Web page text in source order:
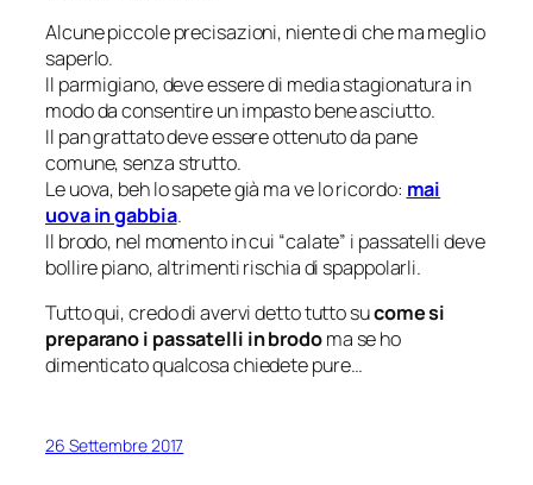
Alcune piccole precisazioni, niente di che ma meglio
saperlo.
Il parmigiano, deve essere di media stagionatura in
modo da consentire un impasto bene asciutto.
Il pan grattato deve essere ottenuto da pane
comune, senza strutto.
Le uova, beh lo sapete già ma ve lo ricordo: mai
uova in gabbia.
Il brodo, nel momento in cui “calate” i passatelli deve
bollire piano, altrimenti rischia di spappolarli.
Tutto qui, credo di avervi detto tutto sucome si
preparano i passatelli in brodoma se ho
dimenticato qualcosa chiedete pure…
26 Settembre 2017